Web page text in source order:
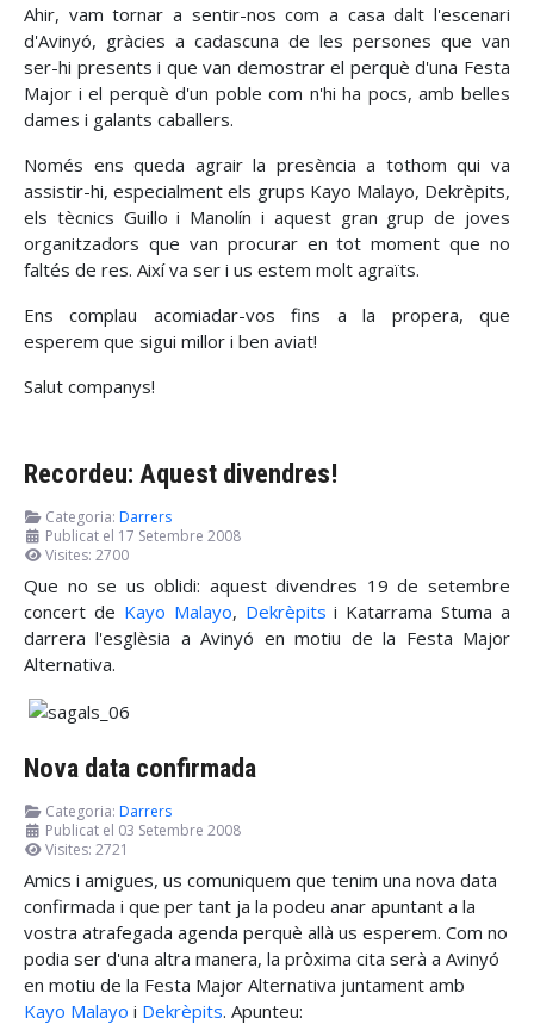
Ahir, vam tornar a sentir-nos com a casa dalt l'escenari
d'Avinyó, gràcies a cadascuna de les persones que van
ser-hi presents i que van demostrar el perquè d'una Festa
Major i el perquè d'un poble com n'hi ha pocs, amb belles
dames i galants caballers.
Només ens queda agrair la presència a tothom qui va
assistir-hi, especialment els grups Kayo Malayo, Dekrèpits,
els tècnics Guillo i Manolín i aquest gran grup de joves
organitzadors que van procurar en tot moment que no
faltés de res. Així va ser i us estem molt agraïts.
Ens complau acomiadar-vos fins a la propera, que
esperem que sigui millor i ben aviat!
Salut companys!
Recordeu: Aquest divendres!
Categoria: Darrers
Publicat el 17 Setembre 2008
Visites: 2700
Que no se us oblidi: aquest divendres 19 de setembre
concert de Kayo Malayo, Dekrèpits i Katarrama Stuma a
darrera l'esglèsia a Avinyó en motiu de la Festa Major
Alternativa.
Nova data confirmada
Categoria: Darrers
Publicat el 03 Setembre 2008
Visites: 2721
Amics i amigues, us comuniquem que tenim una nova data
confirmada i que per tant ja la podeu anar apuntant a la
vostra atrafegada agenda perquè allà us esperem. Com no
podia ser d'una altra manera, la pròxima cita serà a Avinyó
en motiu de la Festa Major Alternativa juntament amb
Kayo Malayo i Dekrèpits. Apunteu: